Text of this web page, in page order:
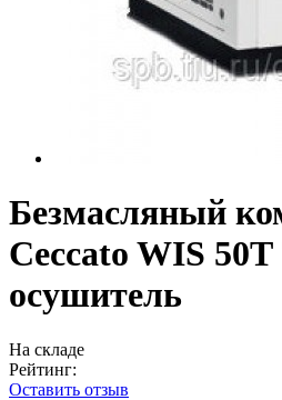
Безмасляный
Ceccato WIS 50T
осушитель
На складе
Рейтинг:
Оставить отзыв